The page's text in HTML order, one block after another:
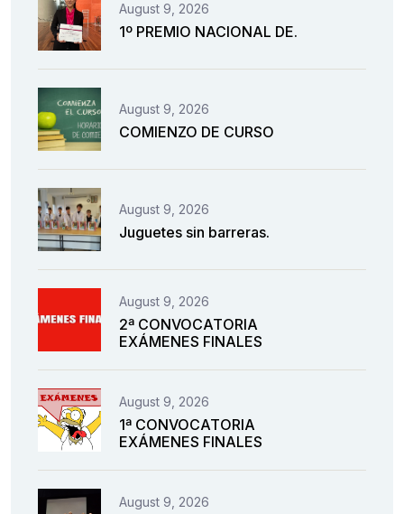
August 9, 2026
1º PREMIO NACIONAL DE.
August 9, 2026
COMIENZO DE CURSO
August 9, 2026
Juguetes sin barreras.
August 9, 2026
2ª CONVOCATORIA
EXÁMENES FINALES
August 9, 2026
1ª CONVOCATORIA
EXÁMENES FINALES
August 9, 2026